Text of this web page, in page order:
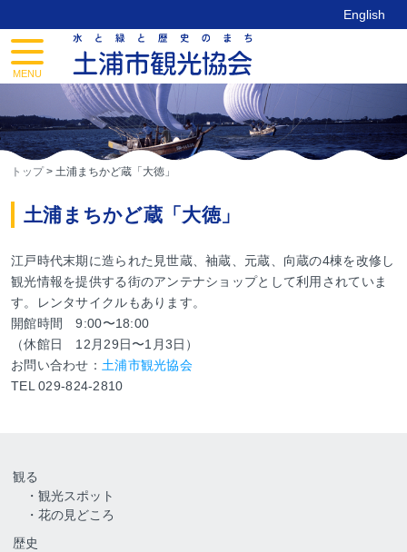
content
toggle
navigation
MENU
English
トップ> 土浦まちかど蔵「大徳」
土浦まちかど蔵「大徳」
江戸時代末期に造られた見世蔵、袖蔵、元蔵、向蔵の4棟を改修し
観光情報を提供する街のアンテナショップとして利用されていま
す。レンタサイクルもあります。
開館時間 9:00〜18:00
（休館日 12月29日〜1月3日）
お問い合わせ： 土浦市観光協会
TEL 029-824-2810
観る
観光スポット
花の見どころ
歴史